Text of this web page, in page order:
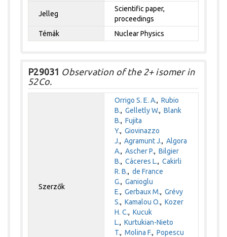
Jelleg
Scientific paper,
proceedings
Témák
Nuclear Physics
P29031 Observation of the 2+ isomer in
52Co.
Szerzők
Orrigo S. E. A.,Rubio
B.,Gelletly W.,Blank
B.,Fujita
Y.,Giovinazzo
J.,Agramunt J.,Algora
A.,Ascher P.,Bilgier
B.,Cáceres L.,Cakirli
R. B.,de France
G.,Ganioglu
E.,Gerbaux M.,Grévy
S.,Kamalou O.,Kozer
H. C.,Kucuk
L.,Kurtukian-Nieto
T.,Molina F.,Popescu